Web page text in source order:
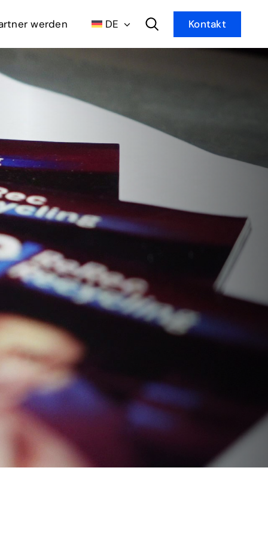
werden Kontakt
DE